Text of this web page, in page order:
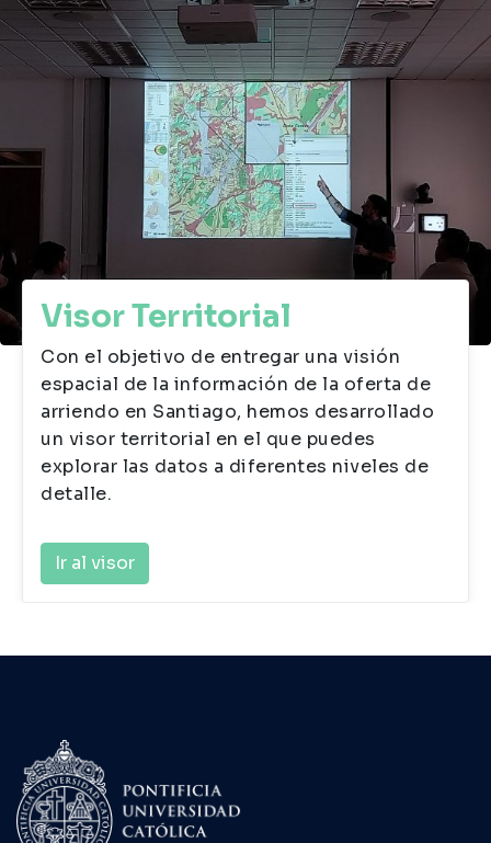
Visor Territorial
Con el objetivo de entregar una visión
espacial de la información de la oferta de
arriendo en Santiago, hemos desarrollado
un visor territorial en el que puedes
explorar las datos a diferentes niveles de
detalle.
Ir al visor